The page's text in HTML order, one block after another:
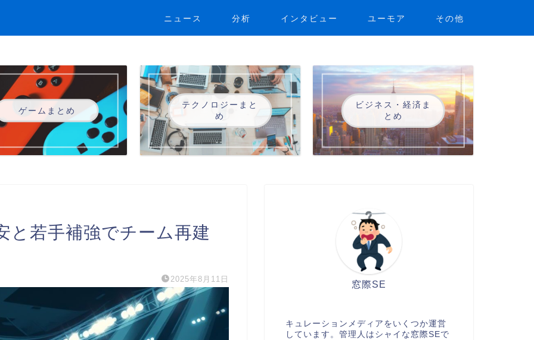
ニュース 分析 インタビュー ユーモア その他
ゲームまとめ
テクノロジーまと
め
ビジネス・経済ま
とめ
と若手補強でチーム再建
2025年8月11日
窓際SE
キュレーションメディアをいくつか運営
しています。管理人はシャイな窓際SEで